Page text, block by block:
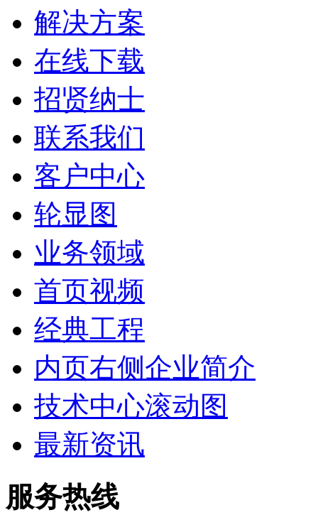
解决方案
在线下载
招贤纳士
联系我们
客户中心
轮显图
业务领域
首页视频
经典工程
内页右侧企业简介
技术中心滚动图
最新资讯
服务热线